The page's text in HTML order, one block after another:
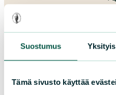
Suostumus
Tämä sivusto käyttää
Suomen